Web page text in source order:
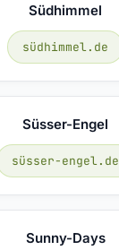
Südhimmel
südhimmel.de
Süsser-Engel
süsser-engel.de
Sunny-Days